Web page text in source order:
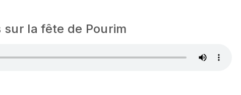
la fête de Pourim